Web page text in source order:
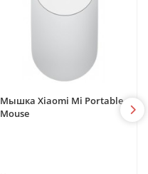
Мышка Xiaomi Mi Portable
Mouse